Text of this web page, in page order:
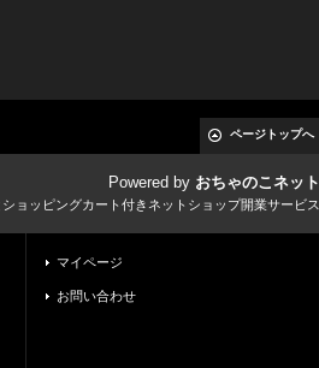
ページトップへ
Powered by おちゃのこネット
ョッピングカート付きネットショップ開業サービス
マイページ
お問い合わせ